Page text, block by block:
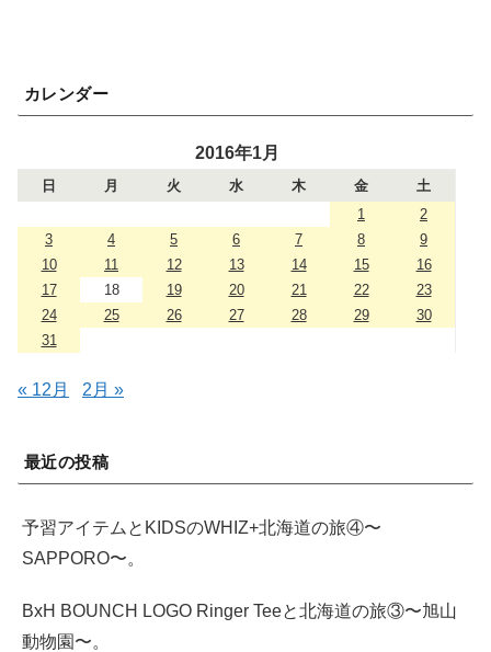
カレンダー
2016年1月
日 月 火 水 木 金
土
1
2
3
4 5 6 7 8
9
10
11 12 13 14 15
16
17
18 19 20 21 22
23
24
25 26 27 28 29
30
31
« 12月 2月 »
最近の投稿
予習アイテムとKIDSのWHIZ+北海道の旅④〜
SAPPORO〜。
BxH BOUNCH LOGO Ringer Teeと北海道の旅③〜旭山
動物園〜。